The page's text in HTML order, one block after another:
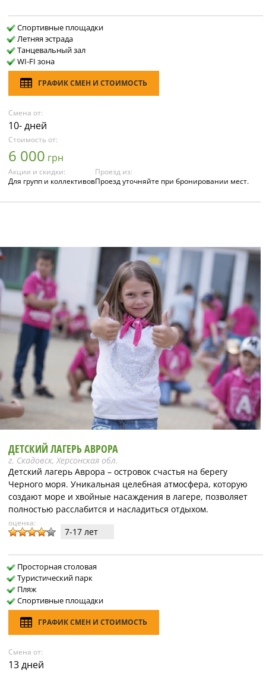
Спортивные площадки
Летняя эстрада
Танцевальный зал
WI-FI зона
ГРАФИК СМЕН И СТОИМОСТЬ
Смена от:
10- дней
Стоимость от:
6 000 грн
Акции и скидки:
Для групп и коллективов
Проезд из:
Проезд уточняйте при бронировании мест.
ДЕТСКИЙ ЛАГЕРЬ АВРОРА
г. Скадовск, Херсонская обл.
Детский лагерь Аврора – островок счастья на берегу
Черного моря. Уникальная целебная атмосфера, которую
создают море и хвойные насаждения в лагере, позволяет
полностью расслабится и насладиться отдыхом.
оценка:
7-17 лет
Просторная столовая
Туристический парк
Пляж
Спортивные площадки
ГРАФИК СМЕН И СТОИМОСТЬ
Смена от:
13 дней